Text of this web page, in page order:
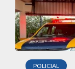
POLICIAL